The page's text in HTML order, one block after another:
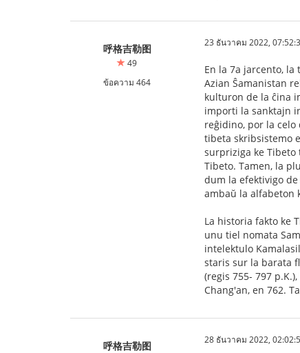
呼格吉勒图
49
ข้อความ 464
23 ธันวาคม 2022,
En la 7a jarcento,
Azian Ŝamanistan
kulturon de la ĉina
importi la sanktajn
reĝidino, por la
tibeta skribsistemo
surpriziga ke
Tibeto. Tamen, la
dum la efektivigo
ambaŭ la alfabeton
La historia fakto ke
unu tiel nomata
intelektulo
staris sur la barata
(regis 755- 797
Chang'an, en 762.
呼格吉勒图 28 ธันวาคม 2022,